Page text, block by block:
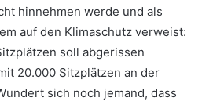
hinnehmen werde und als
auf den Klimaschutz verweist:
soll abgerissen
20.000 Sitzplätzen an der
sich noch jemand, dass